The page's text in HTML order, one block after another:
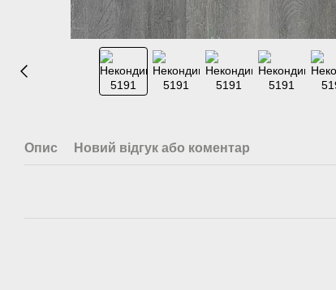
Опис Новий відгук або коментар